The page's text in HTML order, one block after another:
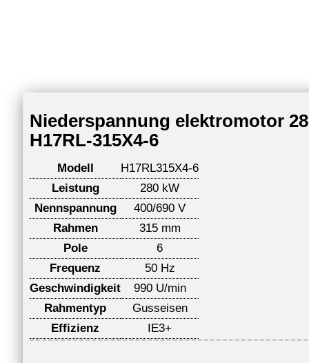
Niederspannung elektromotor
H17RL-315X4-6
Modell
H17RL315X4-6
Leistung
280 kW
Nennspannung
400/690 V
Rahmen
315 mm
Pole
6
Frequenz
50 Hz
Geschwindigkeit
990 U/min
Rahmentyp
Gusseisen
Effizienz
IE3+